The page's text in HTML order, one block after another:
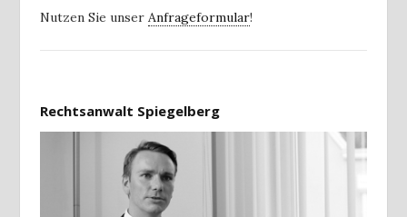
Nutzen Sie unser Anfrageformular!
Rechtsanwalt Spiegelberg